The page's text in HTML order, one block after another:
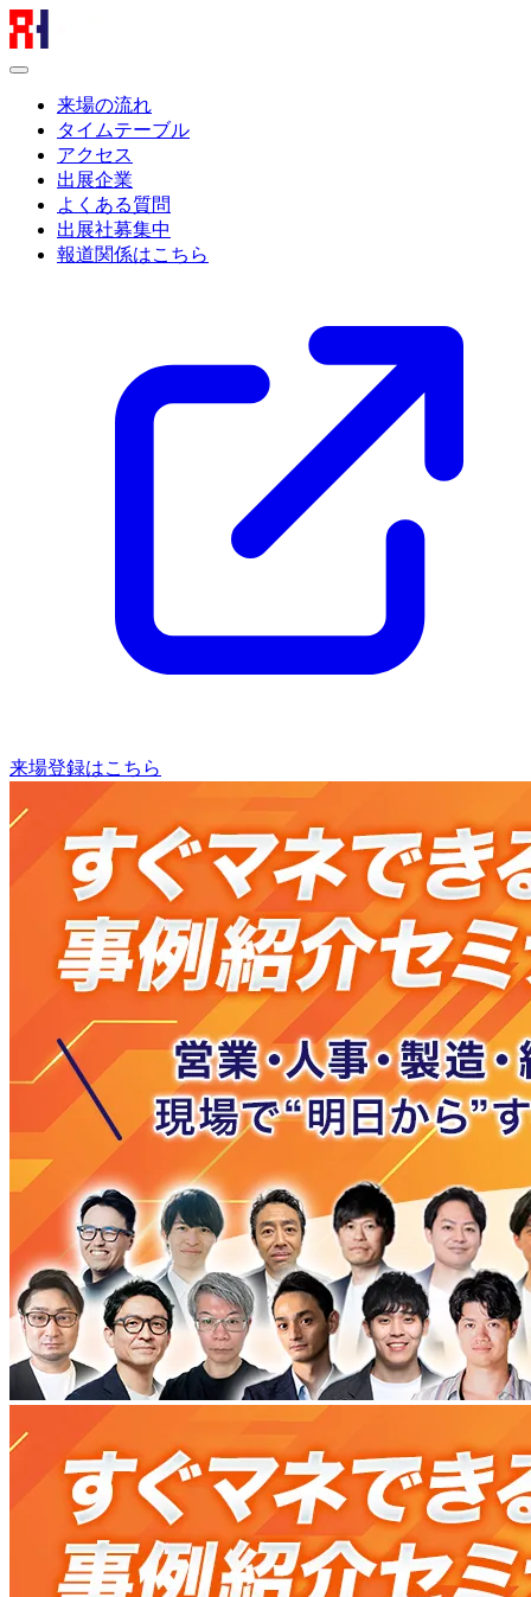
来場の流れ
タイムテーブル
アクセス
出展企業
よくある質問
出展社募集中
報道関係はこちら
来場登録はこちら